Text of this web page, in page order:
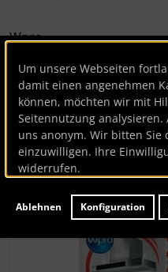
Wpro
Aktivkohlefilter
Artikelnummer BK82389
Hersteller: Wpro
Lieferzeit: ca. 1-3
Wenn mehr als ein
Um unsere Webseiten
damit einen angenehmen
können, möchten wir mit
Seitennutzung
uns anonym. Wir bitten Sie
einzuwilligen. Ihre
widerrufen.
Ablehnen Konfiguration